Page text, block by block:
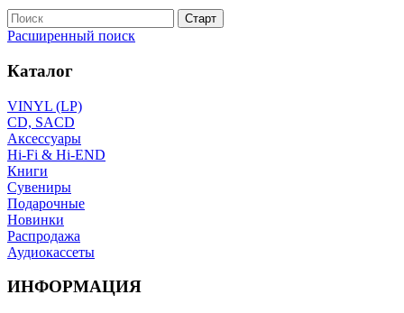
Расширенный поиск
Каталог
VINYL (LP)
CD, SACD
Аксессуары
Hi-Fi & Hi-END
Книги
Сувениры
Подарочные
Новинки
Распродажа
Аудиокассеты
ИНФОРМАЦИЯ